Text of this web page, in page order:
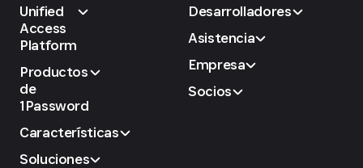
Unified
Access
Platform
Productos
de
1Password
Características
Soluciones
Desarrolladores
Asistencia
Empresa
Socios